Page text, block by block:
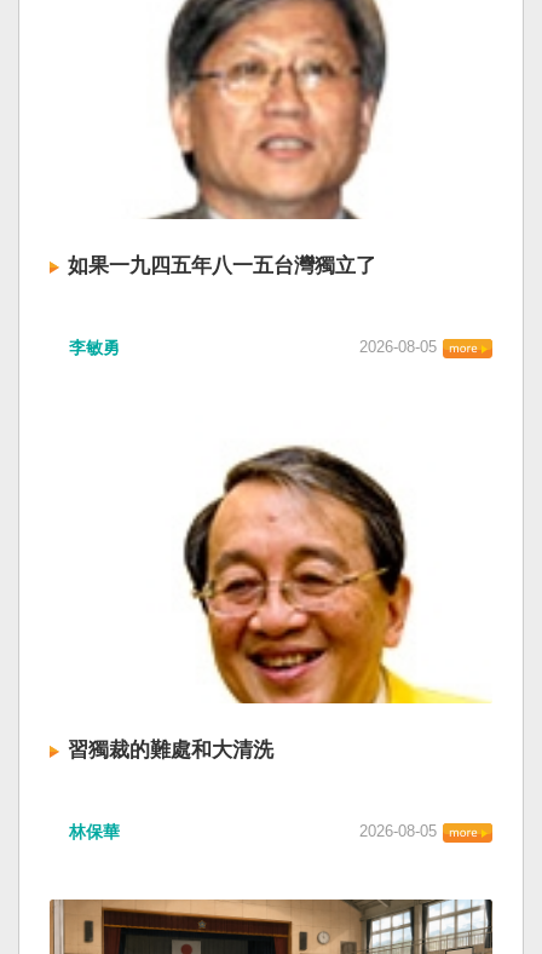
如果一九四五年八一五台灣獨立了
李敏勇 2026-08-05
習獨裁的難處和大清洗
林保華 2026-08-05